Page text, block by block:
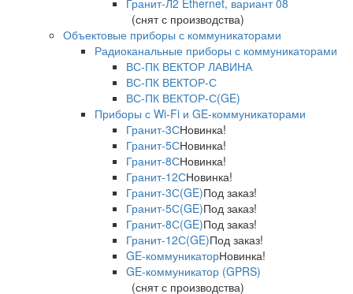
Гранит-Л2 Ethernet, вариант 08
(снят с производства)
Объектовые приборы с коммуникаторами
Радиоканальные приборы с коммуникаторами
ВС-ПК ВЕКТОР ЛАВИНА
ВС-ПК ВЕКТОР-С
ВС-ПК ВЕКТОР-С(GE)
Приборы с Wi-Fi и GE-коммуникаторами
Гранит-3СНовинка!
Гранит-5СНовинка!
Гранит-8СНовинка!
Гранит-12СНовинка!
Гранит-3С(GE)Под заказ!
Гранит-5С(GE)Под заказ!
Гранит-8С(GE)Под заказ!
Гранит-12С(GE)Под заказ!
GE-коммуникаторНовинка!
GE-коммуникатор (GPRS)
(снят с производства)